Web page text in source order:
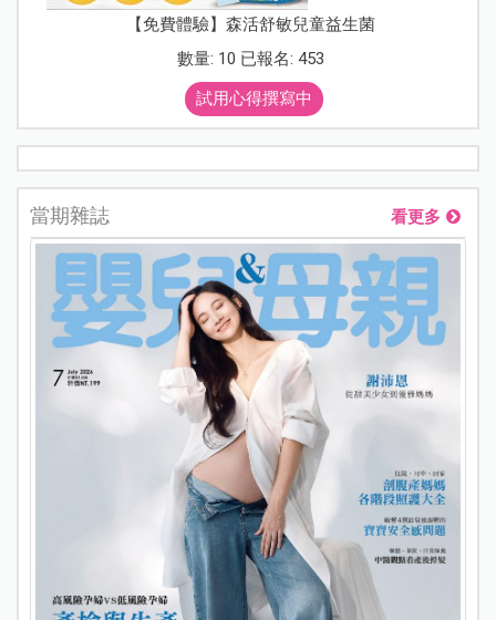
【免費體驗】森活舒敏兒童益生菌
數量: 10 已報名: 453
試用心得撰寫中
當期雜誌 看更多